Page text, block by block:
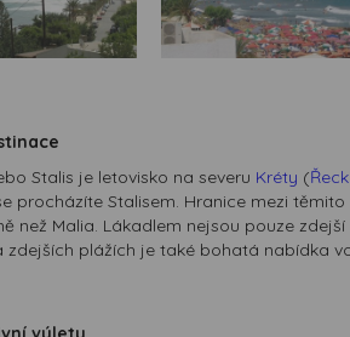
Stalis je letovisko na severu Kréty (
procházíte Stalisem. Hranice mezi
než Malia. Lákadlem nejsou pouze
zdejších plážích je také bohatá nabídka